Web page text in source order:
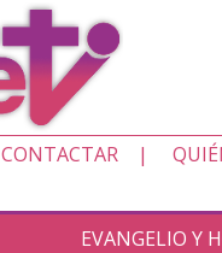
CONTACTAR
EVANGELIO Y